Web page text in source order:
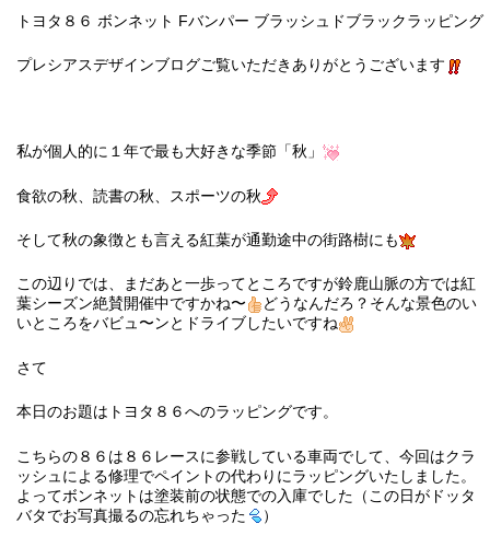
トヨタ８６ ボンネット Fバンパー ブラッシュドブラックラッピング
プレシアスデザインブログご覧いただきありがとうございます
私が個人的に１年で最も大好きな季節「秋」
食欲の秋、読書の秋、スポーツの秋
そして秋の象徴とも言える紅葉が通勤途中の街路樹にも
この辺りでは、まだあと一歩ってところですが鈴鹿山脈の方では紅
葉シーズン絶賛開催中ですかね〜
どうなんだろ？そんな景色のい
いところをバビュ〜ンとドライブしたいですね
さて
本日のお題はトヨタ８６へのラッピングです。
こちらの８６は８６レースに参戦している車両でして、今回はクラ
ッシュによる修理でペイントの代わりにラッピングいたしました。
よってボンネットは塗装前の状態での入庫でした（この日がドッタ
バタでお写真撮るの忘れちゃった
）